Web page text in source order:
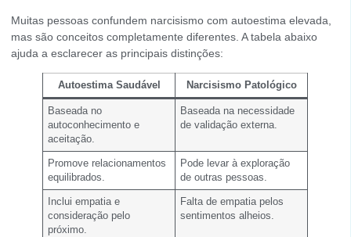
Muitas pessoas confundem narcisismo com autoestima elevada,
mas são conceitos completamente diferentes. A tabela abaixo
ajuda a esclarecer as principais distinções:
Autoestima Saudável Narcisismo Patológico
Baseada no
autoconhecimento e
aceitação.
Baseada na necessidade
de validação externa.
Promove relacionamentos
equilibrados.
Pode levar à exploração
de outras pessoas.
Inclui empatia e
consideração pelo
próximo.
Falta de empatia pelos
sentimentos alheios.